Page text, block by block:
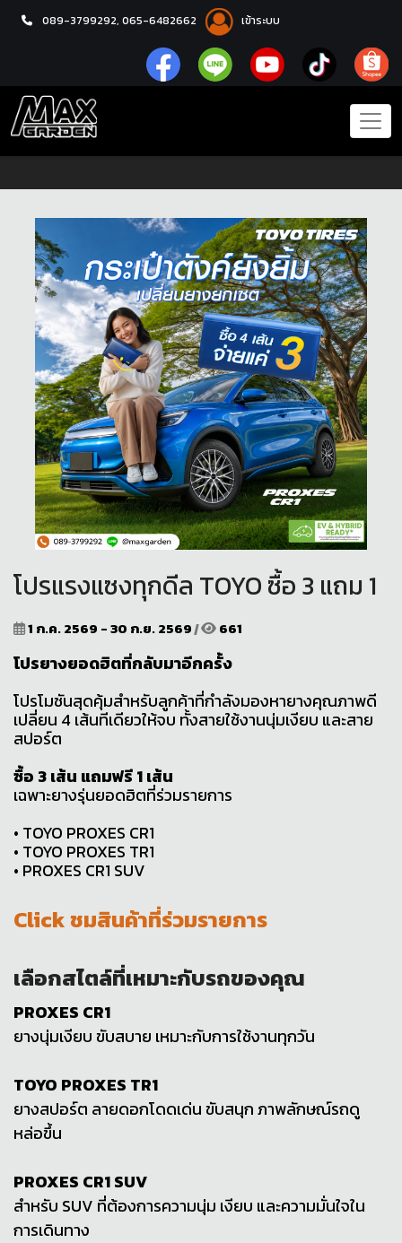
089-3799292, 065-6482662 เข้าระบบ
หน้าแรก โปรโมชั่น
โปรแรงแซงทุกดีล TOYO ซื้อ 3 แถม 1
1 ก.ค. 2569 - 30 ก.ย. 2569| 661
โปรยางยอดฮิตที่กลับมาอีกครั้ง
โปรโมชันสุดคุ้มสำหรับลูกค้าที่กำลังมองหายางคุณภาพดี
เปลี่ยน 4 เส้นทีเดียวให้จบ ทั้งสายใช้งานนุ่มเงียบ และสาย
สปอร์ต
ซื้อ 3 เส้น แถมฟรี 1 เส้น
เฉพาะยางรุ่นยอดฮิตที่ร่วมรายการ
• TOYO PROXES CR1
• TOYO PROXES TR1
• PROXES CR1 SUV
Click ชมสินค้าที่ร่วมรายการ
เลือกสไตล์ที่เหมาะกับรถของคุณ
PROXES CR1
ยางนุ่มเงียบ ขับสบาย เหมาะกับการใช้งานทุกวัน
TOYO PROXES TR1
ยางสปอร์ต ลายดอกโดดเด่น ขับสนุก ภาพลักษณ์รถดู
หล่อขึ้น
PROXES CR1 SUV
สำหรับ SUV ที่ต้องการความนุ่ม เงียบ และความมั่นใจใน
การเดินทาง